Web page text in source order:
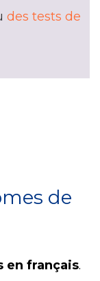
des tests de
de
en français.